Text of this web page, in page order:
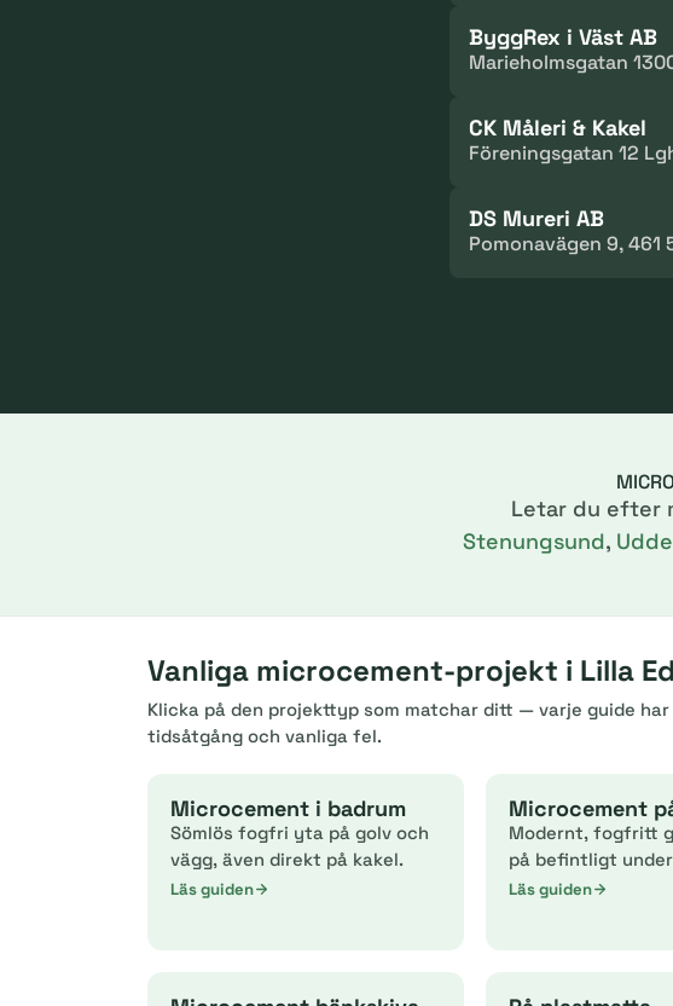
ByggRex i Väst AB
Marieholmsgatan
CK Måleri & Kakel
Föreningsgatan 12
DS Mureri AB
Pomonavägen 9, 461
Letar du efter
Stenungsund,
Vanliga microcement-projekt i Lilla
Klicka på den projekttyp som matchar ditt — varje guide
tidsåtgång och vanliga fel.
Microcement i badrum
Sömlös fogfri yta på golv och
vägg, även direkt på kakel.
Läs guiden
Microcement
Modernt, fogfritt
på befintligt
Läs guiden